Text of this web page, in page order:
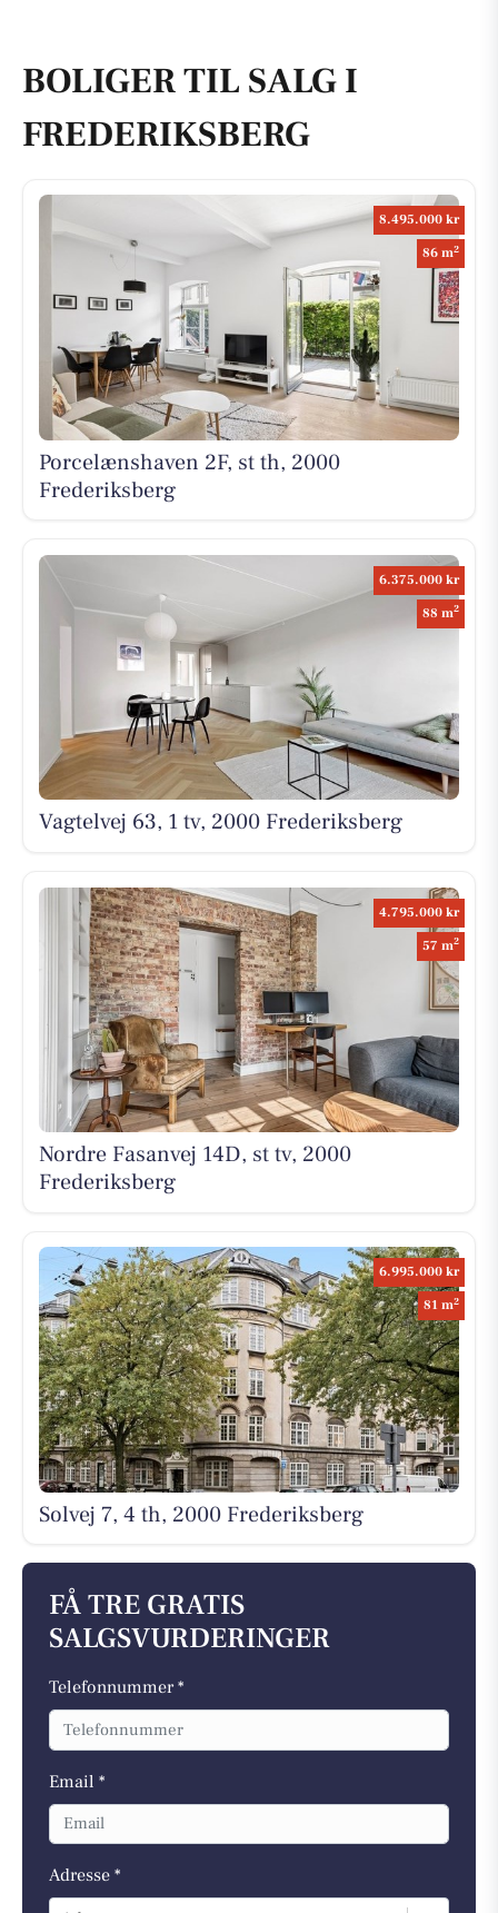
BOLIGER TIL SALG I
FREDERIKSBERG
8.495.000 kr
86 m2
Porcelænshaven 2F, st th, 2000
Frederiksberg
6.375.000 kr
88 m2
Vagtelvej 63, 1 tv, 2000 Frederiksberg
4.795.000 kr
57 m2
Nordre Fasanvej 14D, st tv, 2000
Frederiksberg
6.995.000 kr
81 m2
Solvej 7, 4 th, 2000 Frederiksberg
FÅ TRE GRATIS
SALGSVURDERINGER
Telefonnummer *
Email *
Adresse *